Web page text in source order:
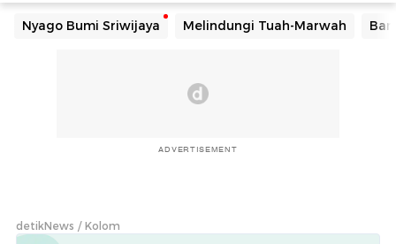
Nyago Bumi Sriwijaya Melindungi Tuah-Marwah
ADVERTISEMENT
detikNews Kolom